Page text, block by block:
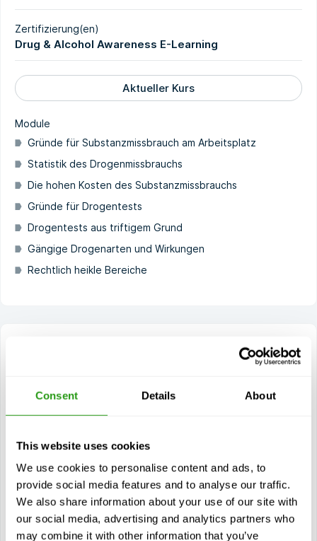
Consent Details About
This website uses cookies
We use cookies to personalise content and ads, to
provide social media features and to analyse our traffic.
We also share information about your use of our site with
our social media, advertising and analytics partners who
may combine it with other information that you’ve
Zertifizierung(en)
Drug & Alcohol Awareness E-Learning
Aktueller Kurs
Module
Gründe für Substanzmissbrauch am Arbeitsplatz
Statistik des Drogenmissbrauchs
Die hohen Kosten des Substanzmissbrauchs
Gründe für Drogentests
Drogentests aus triftigem Grund
Gängige Drogenarten und Wirkungen
Rechtlich heikle Bereiche
Drug & Alcohol Supervisor E-learning
Unser E-Learning-Kurs "Drug & Alcohol Supervisor" (DASE)
Sicherstellung eines drogenfreien Arbeitsplatzes
verantwortlich sind,...
Zertifizierung(en)
Drug & Alcohol Supervisor E-Learning
Siehe Kurs